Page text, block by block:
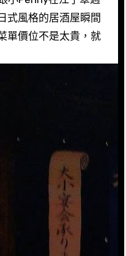
式風格的居酒屋瞬間
單價位不是太貴，就